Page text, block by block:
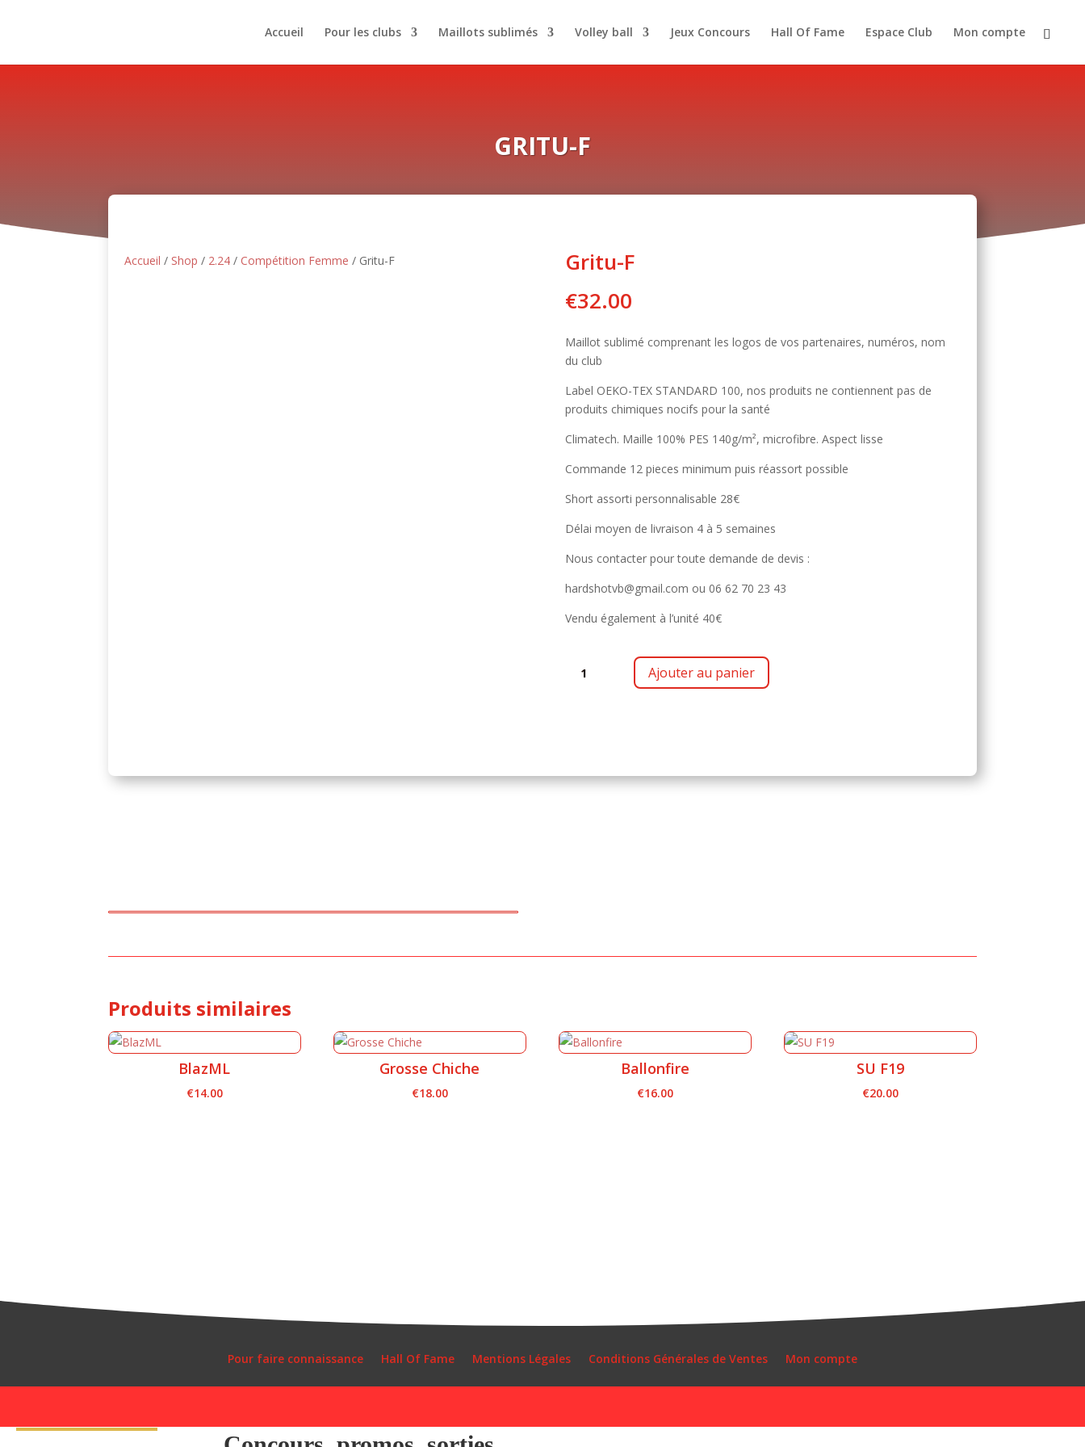
Accueil Pour les clubs Maillots sublimés Volley ball Jeux Concours Hall Of Fame Espace Club Mon compte
GRITU-F
Accueil / Shop / 2.24 / Compétition Femme / Gritu-F
Gritu-F
€32.00
Maillot sublimé comprenant les logos de vos partenaires, numéros, nom
du club
Label OEKO-TEX STANDARD 100, nos produits ne contiennent pas de
produits chimiques nocifs pour la santé
Climatech. Maille 100% PES 140g/m², microfibre. Aspect lisse
Commande 12 pieces minimum puis réassort possible
Short assorti personnalisable 28€
Délai moyen de livraison 4 à 5 semaines
Nous contacter pour toute demande de devis :
hardshotvb@gmail.com ou 06 62 70 23 43
Vendu également à l’unité 40€
Ajouter au panier
Produits similaires
BlazML
€14.00
Grosse Chiche
€18.00
Ballonfire
€16.00
SU F19
€20.00
Pour faire connaissance Hall Of Fame Mentions Légales Conditions Générales de Ventes Mon compte